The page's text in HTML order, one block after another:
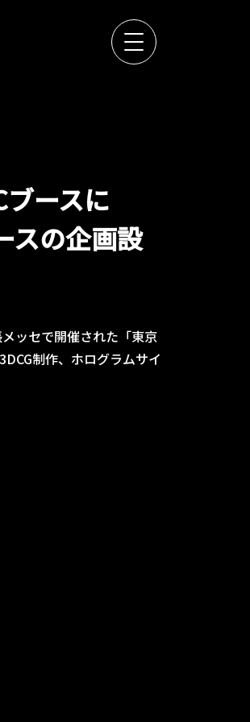
ブースに
スの企画設
ッセで開催された「東京
制作、ホログラムサイ